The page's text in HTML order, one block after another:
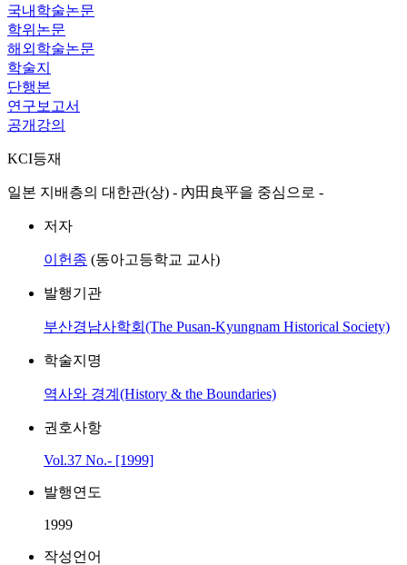
국내학술논문
학위논문
해외학술논문
학술지
단행본
연구보고서
공개강의
KCI등재
일본 지배층의 대한관(상) - 內田良平을 중심으로 -
저자
이헌종 (동아고등학교 교사)
발행기관
부산경남사학회(The Pusan-Kyungnam Historical Society)
학술지명
역사와 경계(History & the Boundaries)
권호사항
Vol.37 No.- [1999]
발행연도
1999
작성언어